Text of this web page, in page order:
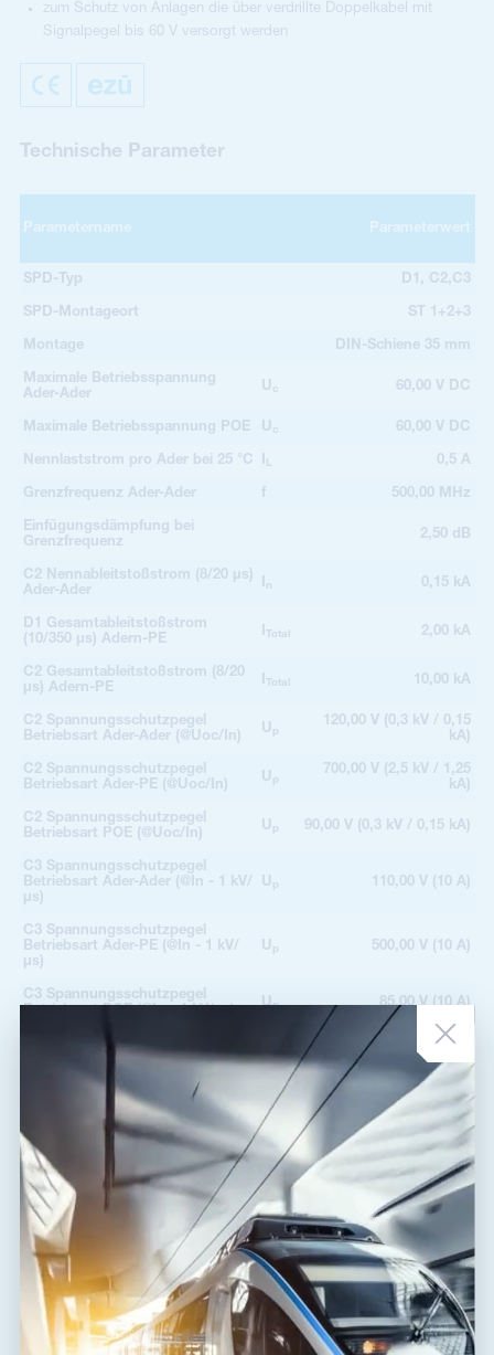
zum Schutz von Anlagen die über verdrillte Doppelkabel mit
Signalpegel bis 60 V versorgt werden
Technische Parameter
Parametername Parameterwert
SPD-Typ D1, C2,C3
SPD-Montageort ST 1+2+3
Montage DIN-Schiene 35 mm
Maximale Betriebsspannung
Ader-Ader
U c 60,00 V DC
Maximale Betriebsspannung POE U c 60,00 V DC
Nennlaststrom pro Ader bei 25 °C L 0,5 A
Grenzfrequenz Ader-Ader f 500,00 MHz
Einfügungsdämpfung bei
Grenzfrequenz
2,50 dB
C2 Nennableitstoßstrom (8/20 µs)
Ader-Ader
n 0,15 kA
D1 Gesamtableitstoßstrom
(10/350 µs) Adern-PE
Total 2,00 kA
C2 Gesamtableitstoßstrom (8/20
µs) Adern-PE
Total 10,00 kA
C2 Spannungsschutzpegel
Betriebsart Ader-Ader (@Uoc/In)
U p
120,00 V (0,3 kV / 0,15
kA)
C2 Spannungsschutzpegel
Betriebsart Ader-PE (@Uoc/In)
U p
700,00 V (2,5 kV / 1,25
kA)
C2 Spannungsschutzpegel
Betriebsart POE (@Uoc/In)
U p 90,00 V (0,3 kV / 0,15 kA)
C3 Spannungsschutzpegel
Betriebsart Ader-Ader (@In - 1 kV/
µs)
U p 110,00 V (10 A)
C3 Spannungsschutzpegel
Betriebsart Ader-PE (@In - 1 kV/
µs)
U p 500,00 V (10 A)
C3 Spannungsschutzpegel
Betriebsart POE (@In - 1 kV/µs)
Up 85,00 V (10 A)
Ansprechzeit Ader-Ader 1 ns
Ansprechzeit Ader-PE 100 ns
Anschluss (Ein-/Ausgang) RJ 45/RJ 45
Schutzklasse
IP 30 (ohne Stecker IP
10)
Betriebstemperaturbereich
(min/max)
-25 / 50 °C
Feuchtigkeit 15 - 85 %
nach Norm
EN 61643-21+A1,
A2:2013, IEC 61643-
21+A1, A2:2012
ETIM-Klasse EC000943